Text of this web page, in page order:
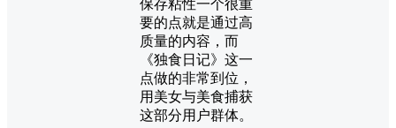
保存粘性一个很重
要的点就是通过高
质量的内容，而
《独食日记》这一
点做的非常到位，
用美女与美食捕获
这部分用户群体。